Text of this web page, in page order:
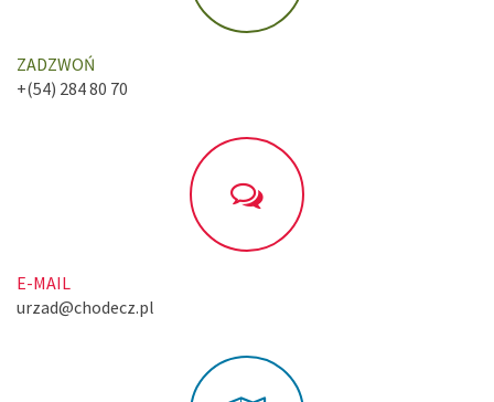
ZADZWOŃ
+(54) 284 80 70
E-MAIL
urzad@chodecz.pl